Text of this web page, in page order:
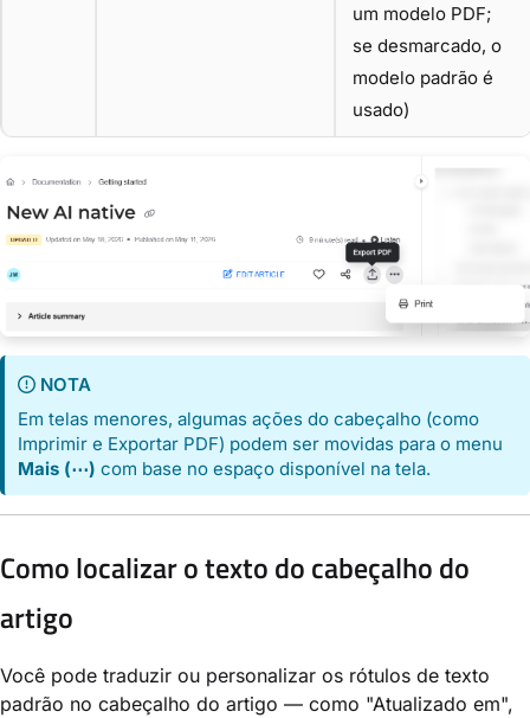
um modelo PDF;
se desmarcado, o
modelo padrão é
usado)
NOTA
Em telas menores, algumas ações do cabeçalho (como
Imprimir e Exportar PDF) podem ser movidas para o menu
Mais (⋯) com base no espaço disponível na tela.
Como localizar o texto do cabeçalho do
artigo
Você pode traduzir ou personalizar os rótulos de texto
padrão no cabeçalho do artigo — como "Atualizado em",